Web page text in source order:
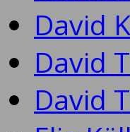
David
David
David